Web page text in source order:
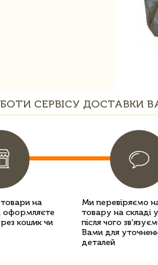
СЕРВІСУ ДОСТАВКИ
на
оформляєте
кошик чи
Ми перевіряємо
товару на складі
після чого
Вами для
деталей